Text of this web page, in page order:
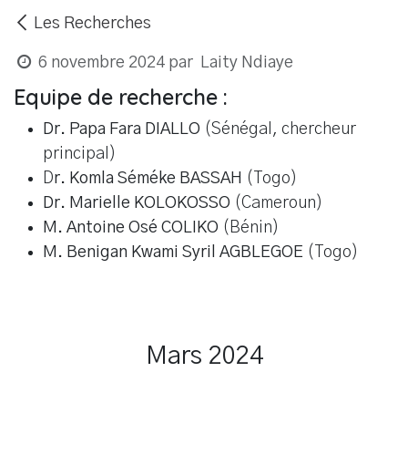
Les Recherches
6 novembre 2024 par Laity Ndiaye
Equipe de recherche :
Dr. Papa Fara DIALLO (Sénégal, chercheur
principal)
Dr. Komla Séméke BASSAH (Togo)
Dr. Marielle KOLOKOSSO (Cameroun)
M. Antoine Osé COLIKO (Bénin)
M. Benigan Kwami Syril AGBLEGOE (Togo)
Mars 2024